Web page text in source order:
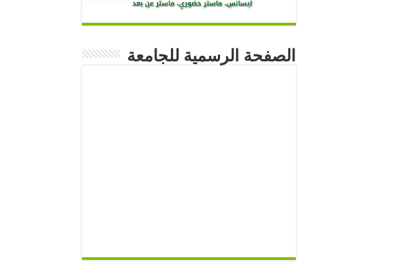
الصفحة الرسمية للجامعة